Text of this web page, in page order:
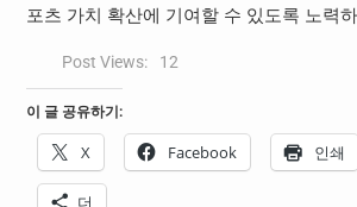
포츠 가치 확산에 기여할 수 있도록 노력
Post Views: 12
이 글 공유하기:
X Facebook 인쇄
더